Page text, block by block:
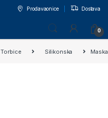
Prodavaonice Dostava
0
Torbice Silikonska